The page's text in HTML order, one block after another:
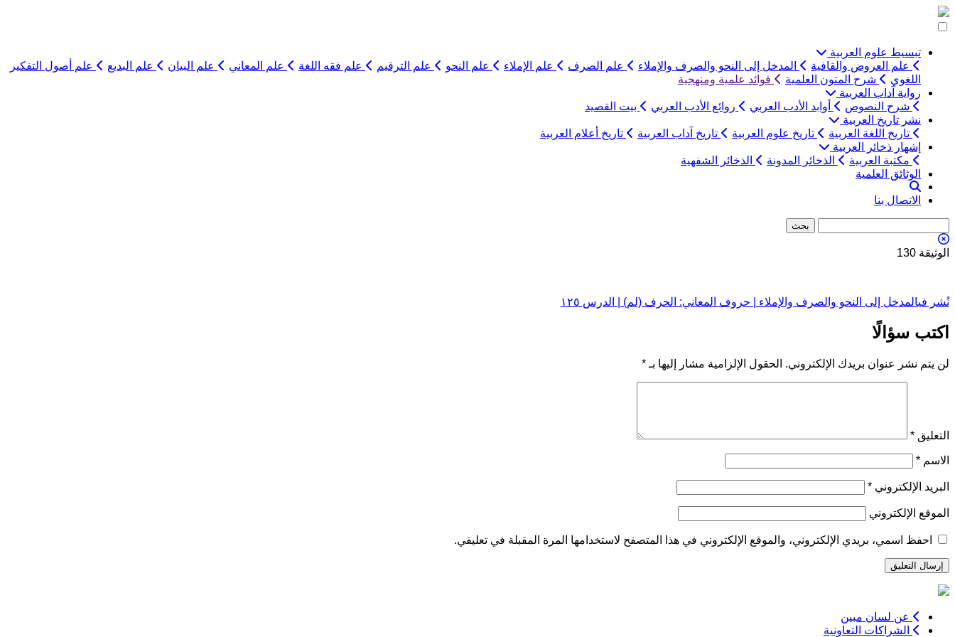
التخطي
إلى
تبسيط علوم العربية
علم العروض والقافية
المدخل إلى النحو والصرف والإملاء علم الصرف علم الإملاء علم النحو علم الترقيم علم فقه اللغة علم المعاني علم البيان علم البديع
علم أصول التفكير
اللغوي
شرح المتون العلمية
فوائد علمية ومنهجية
رواية آداب العربية
شرح النصوص
أوابد الأدب العربي روائع الأدب العربي
بيت القصيد
نشر تاريخ العربية
تاريخ اللغة العربية
تاريخ علوم العربية تاريخ آداب العربية
تاريخ أعلام العربية
إشهار ذخائر العربية
مكتبة العربية
الذخائر المدونة
الذخائر الشفهية
الوثائق العلمية
الاتصال بنا
الوثيقة 130
تصفّح
المقالات
نُشر فيالمدخل إلى النحو والصرف والإملاء | حروف المعاني: الحرف (لم) | الدرس ١٢٥
اكتب سؤالًا
لن يتم نشر عنوان بريدك الإلكتروني. الحقول الإلزامية مشار إليها بـ *
التعليق *
الاسم *
البريد الإلكتروني *
الموقع الإلكتروني
احفظ اسمي، بريدي الإلكتروني، والموقع الإلكتروني في هذا المتصفح لاستخدامها المرة المقبلة في تعليقي.
عن لسان مبين
الشراكات التعاونية